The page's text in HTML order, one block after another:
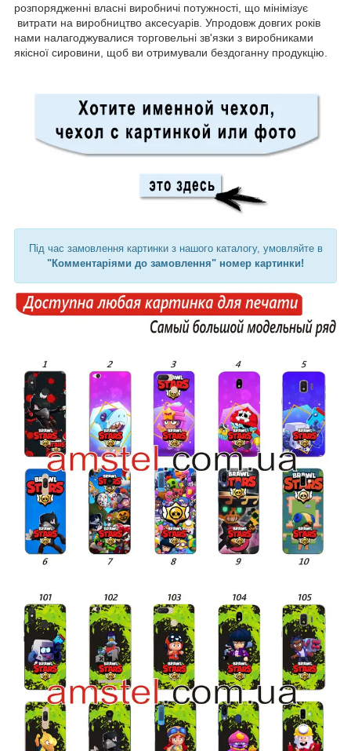
розпорядженні власні виробничі потужності, що мінімізує
витрати на виробництво аксесуарів. Упродовж довгих років
нами налагоджувалися торговельні зв'язки з виробниками
якісної сировини, щоб ви отримували бездоганну продукцію.
Під час замовлення картинки з нашого каталогу, умовляйте в
"Комментаріями до замовлення" номер картинки!